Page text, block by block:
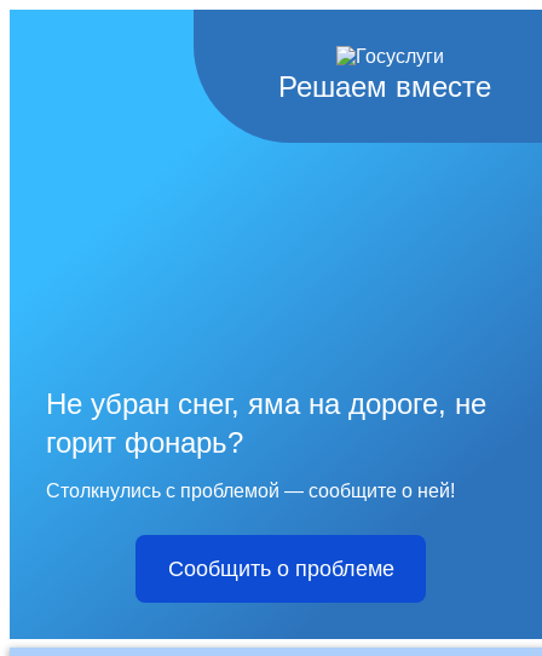
Решаем вместе
Не убран снег, яма на дороге, не
горит фонарь?
Столкнулись с проблемой — сообщите о ней!
Сообщить о проблеме